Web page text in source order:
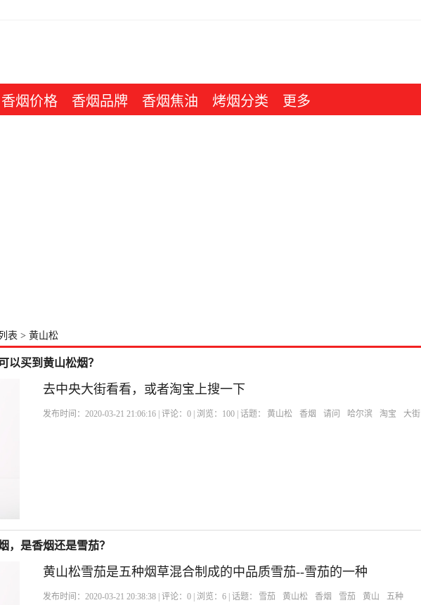
香烟价格 香烟品牌 香烟焦油 烤烟分类 更多
表 > 黄山松
以买到黄山松烟？
去中央大街看看，或者淘宝上搜一下
发布时间：2020-03-21 21:06:16 | 评论：0 | 浏览： 100 | 话题： 黄山松 香烟 请问 哈尔滨 淘宝 大街
，是香烟还是雪茄？
黄山松雪茄是五种烟草混合制成的中品质雪茄--雪茄的一种
发布时间：2020-03-21 20:38:38 | 评论：0 | 浏览：6 | 话题： 雪茄 黄山松 香烟 雪茄 黄山 五种